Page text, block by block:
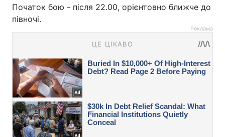
Початок бою - після 22.00, орієнтовно ближче до
півночі.
Реклама